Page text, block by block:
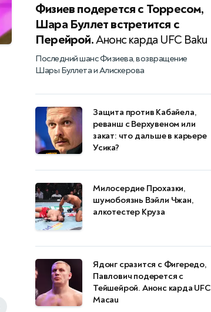
Физиев подерется с Торресом,
Шара Буллет встретится с
Перейрой.Анонс карда UFC Baku
Последний шанс Физиева, возвращение
Шары Буллета и Алискерова
Защита против Кабайела,
реванш с Верхувеном или
закат: что дальше в карьере
Усика?
Милосердие Прохазки,
шумобоязнь Вэйли Чжан,
алкотестер Круза
Ядонг сразится с Фигередо,
Павлович подерется с
Тейшейрой. Анонс карда UFC
Macau